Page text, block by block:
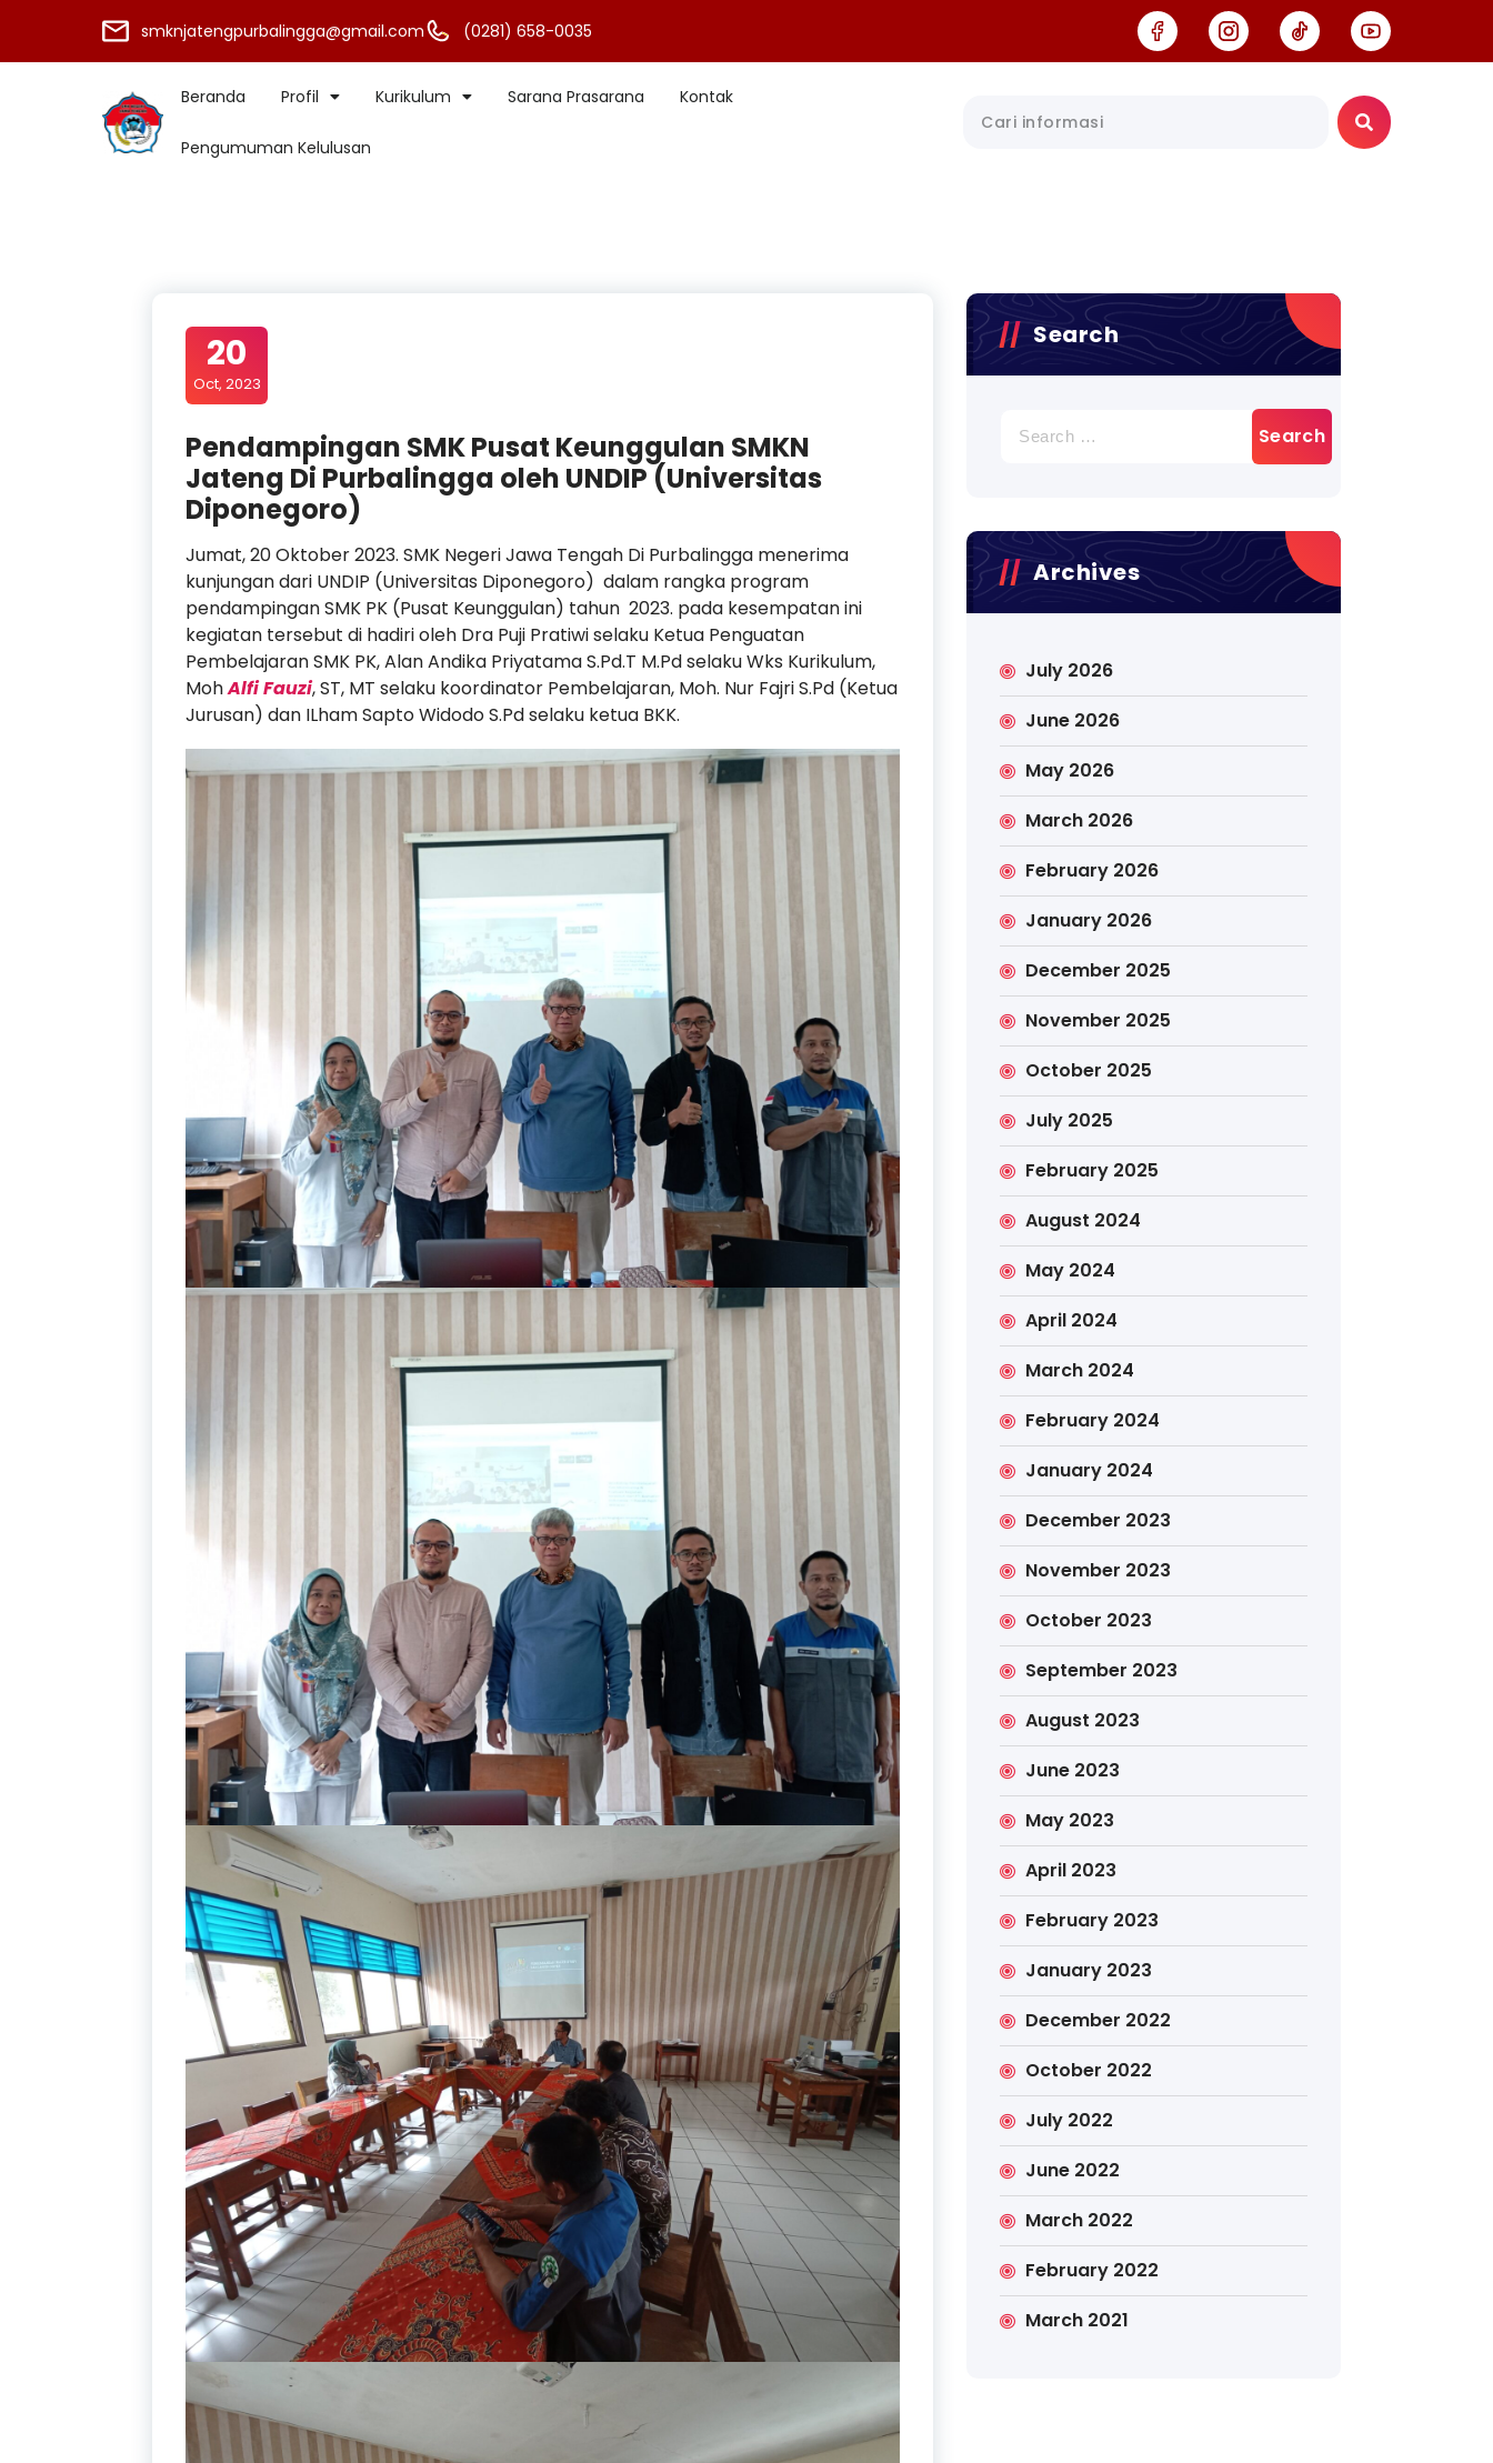
smknjatengpurbalingga@gmail.com (0281) 658-0035
Beranda Profil Kurikulum Sarana Prasarana Kontak
Pengumuman Kelulusan
20
Oct, 2023
Pendampingan SMK Pusat Keunggulan SMKN
Jateng Di Purbalingga oleh UNDIP (Universitas
Diponegoro)
Jumat, 20 Oktober 2023. SMK Negeri Jawa Tengah Di Purbalingga menerima
kunjungan dari UNDIP (Universitas Diponegoro) dalam rangka program
pendampingan SMK PK (Pusat Keunggulan) tahun 2023. pada kesempatan ini
kegiatan tersebut di hadiri oleh Dra Puji Pratiwi selaku Ketua Penguatan
Pembelajaran SMK PK, Alan Andika Priyatama S.Pd.T M.Pd selaku Wks Kurikulum,
MohAlfi Fauzi, ST, MT selaku koordinator Pembelajaran, Moh. Nur Fajri S.Pd (Ketua
Jurusan) dan ILham Sapto Widodo S.Pd selaku ketua BKK.
Search
Archives
July 2026
June 2026
May 2026
March 2026
February 2026
January 2026
December 2025
November 2025
October 2025
July 2025
February 2025
August 2024
May 2024
April 2024
March 2024
February 2024
January 2024
December 2023
November 2023
October 2023
September 2023
August 2023
June 2023
May 2023
April 2023
February 2023
January 2023
December 2022
October 2022
July 2022
June 2022
March 2022
February 2022
March 2021